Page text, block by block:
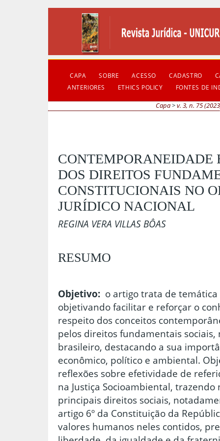
CAPA SOBRE ACESSO CADASTRO
ANTERIORES
ETHICS POLICY FONTES DE
Capa>v. 3, n. 75
CONTEMPORANEIDADE
DOS DIREITOS
CONSTITUCIONAIS NO
JURÍDICO NACIONAL
REGINA VERA VILLAS BÔAS
RESUMO
Objetivo: o artigo trata de
objetivando facilitar e reforçar o
respeito dos conceitos
pelos direitos fundamentais
brasileiro, destacando a sua
econômico, político e ambiental.
reflexões sobre efetividade de
na Justiça Socioambiental, trazendo
principais direitos sociais,
artigo 6º da Constituição da
valores humanos neles contidos,